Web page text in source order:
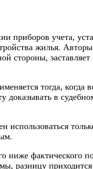
приборов учета,
жилья.
стороны, заставляет
тогда, когда
доказывать в
ниже фактического
разницу